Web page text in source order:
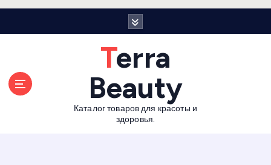
Terra
Beauty
Каталог товаров для красоты и
здоровья.